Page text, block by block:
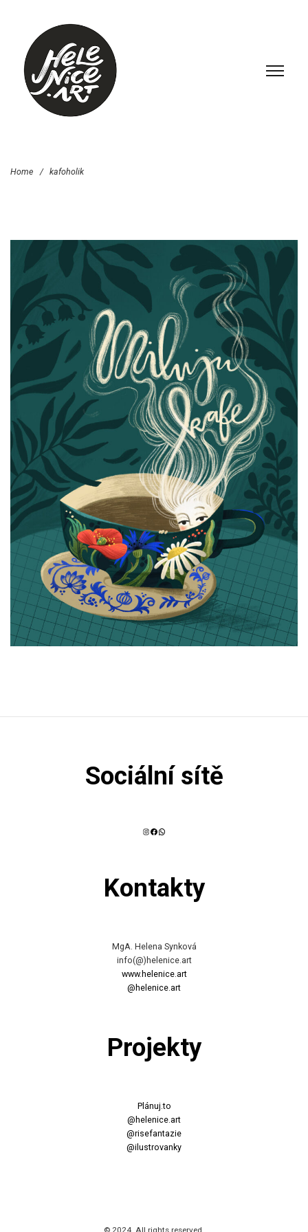
Home / kafoholik
Sociální sítě
InstagramFacebook WhatsApp
Kontakty
MgA. Helena Synková
info(@)helenice.art
www.helenice.art
@helenice.art
Projekty
Plánuj.to
@helenice.art
@risefantazie
@ilustrovanky
© 2024. All rights reserved.